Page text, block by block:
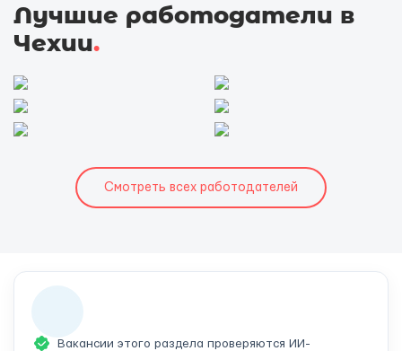
Лучшие работодатели в
Чехии.
Смотреть всех работодателей
Вакансии этого раздела проверяются ИИ-